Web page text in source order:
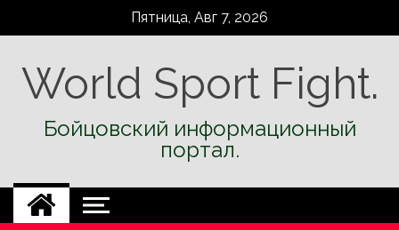
Пятница, Авг 7, 2026
World Sport Fight.
Бойцовский информационный
портал.